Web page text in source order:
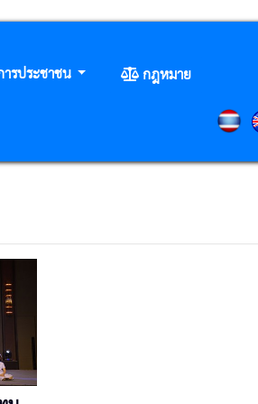
รประชาชน
กฎหมาย